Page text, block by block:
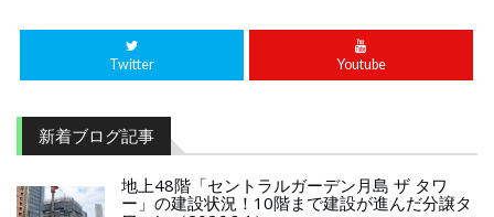
Twitter Youtube
新着ブログ記事
地上48階「セントラルガーデン月島 ザ タワ
ー」の建設状況！10階まで建設が進んだ分譲タ